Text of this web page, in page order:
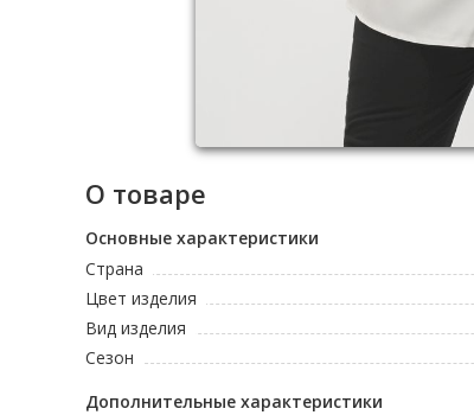
О товаре
Основные характеристики
Страна
Цвет изделия
Вид изделия
Сезон
Дополнительные характеристики